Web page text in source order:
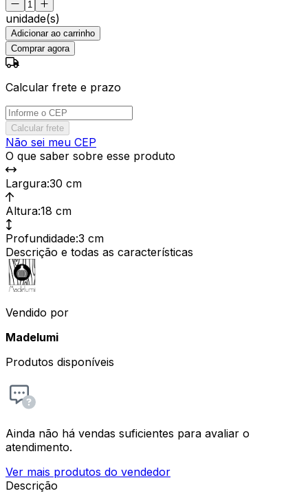
unidade(s)
Adicionar ao carrinho
Comprar agora
Calcular frete e prazo
Calcular frete
Não sei meu CEP
O que saber sobre esse produto
Largura:30 cm
Altura:18 cm
Profundidade:3 cm
Descrição e todas as características
Vendido por
Madelumi
Produtos disponíveis
Ainda não há vendas suficientes para avaliar o
atendimento.
Ver mais produtos do vendedor
Descrição